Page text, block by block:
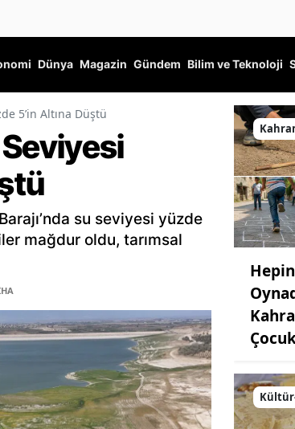
Dünya Magazin Gündem Bilim ve Teknoloji
5’in Altına Düştü
Seviyesi
su seviyesi yüzde
mağdur oldu, tarımsal